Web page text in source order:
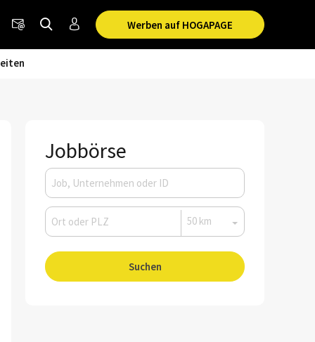
Werben auf HOGAPAGE
Jobbörse